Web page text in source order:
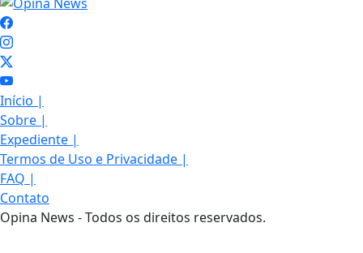
Início |
Sobre |
Expediente |
Termos de Uso e Privacidade |
FAQ |
Contato
Opina News - Todos os direitos reservados.